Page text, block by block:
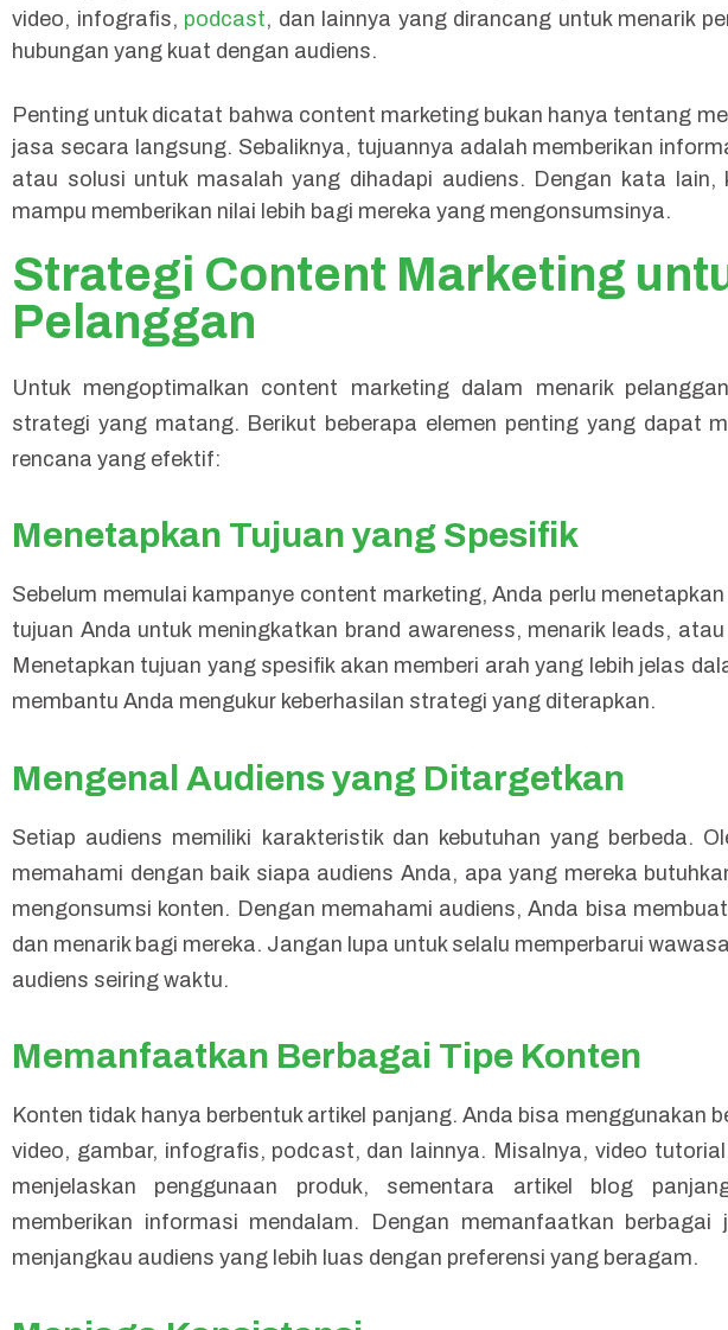
video, infografis, podcast, dan lainnya yang dirancang untuk menarik
hubungan yang kuat dengan audiens.
Penting untuk dicatat bahwa content marketing bukan hanya tentang
jasa secara langsung. Sebaliknya, tujuannya adalah memberikan
atau solusi untuk masalah yang dihadapi audiens. Dengan kata lain,
mampu memberikan nilai lebih bagi mereka yang mengonsumsinya.
Strategi Content Marketing
Pelanggan
Untuk mengoptimalkan content marketing dalam menarik
strategi yang matang. Berikut beberapa elemen penting yang dapat
rencana yang efektif:
Menetapkan Tujuan yang Spesifik
Sebelum memulai kampanye content marketing, Anda perlu
tujuan Anda untuk meningkatkan brand awareness, menarik leads,
Menetapkan tujuan yang spesifik akan memberi arah yang lebih jelas
membantu Anda mengukur keberhasilan strategi yang diterapkan.
Mengenal Audiens yang Ditargetkan
Setiap audiens memiliki karakteristik dan kebutuhan yang berbeda.
memahami dengan baik siapa audiens Anda, apa yang mereka
mengonsumsi konten. Dengan memahami audiens, Anda bisa
dan menarik bagi mereka. Jangan lupa untuk selalu memperbarui
audiens seiring waktu.
Memanfaatkan Berbagai Tipe Konten
Konten tidak hanya berbentuk artikel panjang. Anda bisa menggunakan
video, gambar, infografis, podcast, dan lainnya. Misalnya, video
menjelaskan penggunaan produk, sementara artikel blog
memberikan informasi mendalam. Dengan memanfaatkan berbagai
menjangkau audiens yang lebih luas dengan preferensi yang beragam.